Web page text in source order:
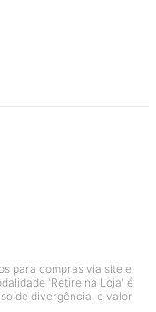
para compras via site e
'Retire na Loja' é
de divergência, o valor